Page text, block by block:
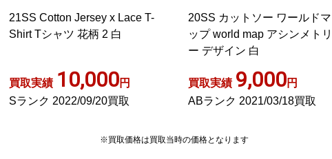
20SS カットソー ワールドマ
ップ world map アシンメトリ
買取実績 9,000円
ABランク 2021/03/18買取
x Dr.Woo 20AW バンダナ デザ
イン カットソー 2 グレー
買取実績 11,000
ABランク 2022/09/16買取
※買取価格は買取当時の価格となります